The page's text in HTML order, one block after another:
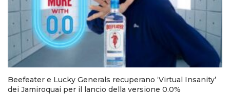
Beefeater e Lucky Generals recuperano ‘Virtual Insanity’
dei Jamiroquai per il lancio della versione 0.0%